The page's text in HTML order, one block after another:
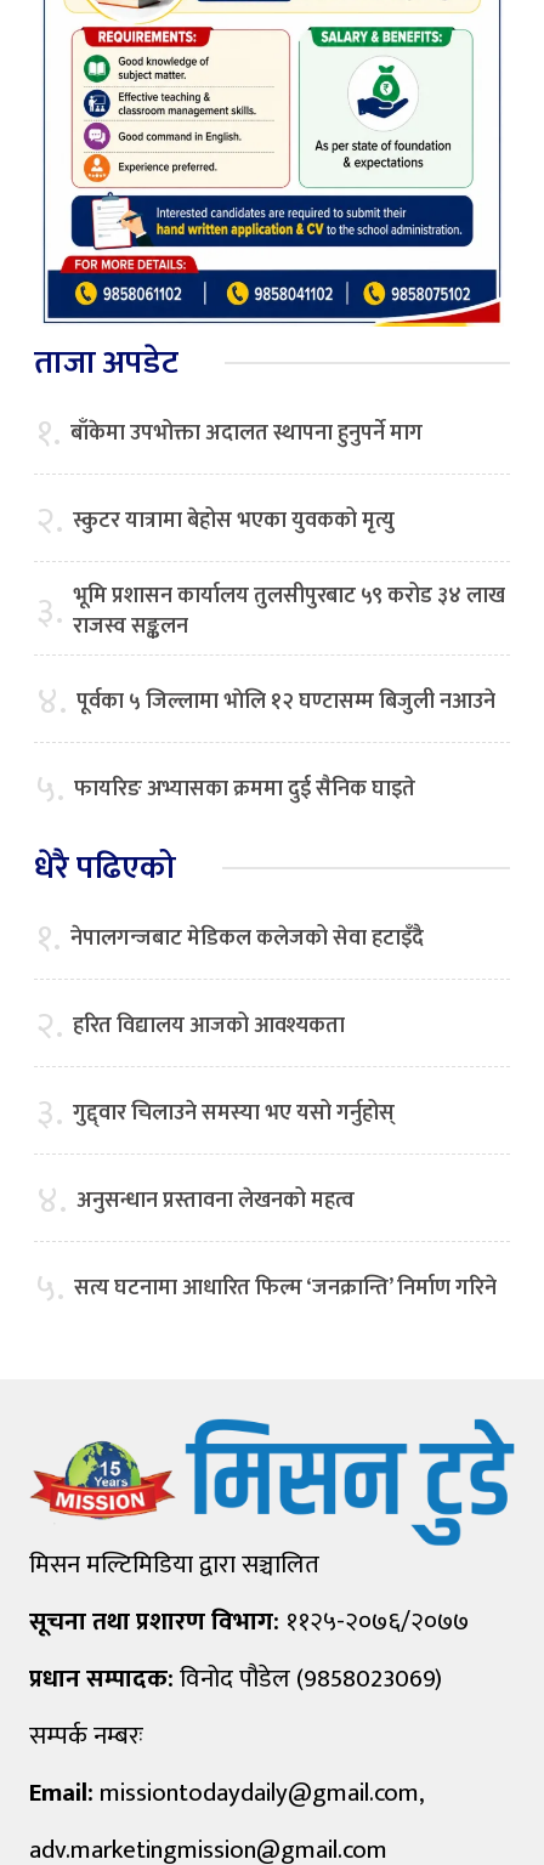
ताजा अपडेट
१. बाँकेमा उपभोक्ता अदालत स्थापना हुनुपर्ने माग
२. स्कुटर यात्रामा बेहोस भएका युवकको मृत्यु
३. भूमि प्रशासन कार्यालय तुलसीपुरबाट ५९ करोड ३४ लाख
राजस्व सङ्कलन
४. पूर्वका ५ जिल्लामा भाेलि १२ घण्टासम्म बिजुली नआउने
५. फायरिङ अभ्यासका क्रममा दुई सैनिक घाइते
धेरै पढिएको
१. नेपालगन्जबाट मेडिकल कलेजको सेवा हटाइँदै
२. हरित विद्यालय आजको आवश्यकता
३. गुद्द्वार चिलाउने समस्या भए यसो गर्नुहोस्
४. अनुसन्धान प्रस्तावना लेखनको महत्व
५. सत्य घटनामा आधारित फिल्म ‘जनक्रान्ति’ निर्माण गरिने
मिसन मल्टिमिडिया द्वारा सञ्चालित
सूचना तथा प्रशारण विभाग: ११२५-२०७६/२०७७
प्रधान सम्पादक:विनोद पौडेल (9858023069)
सम्पर्क नम्बरः
Email: missiontodaydaily@gmail.com,
adv.marketingmission@gmail.com